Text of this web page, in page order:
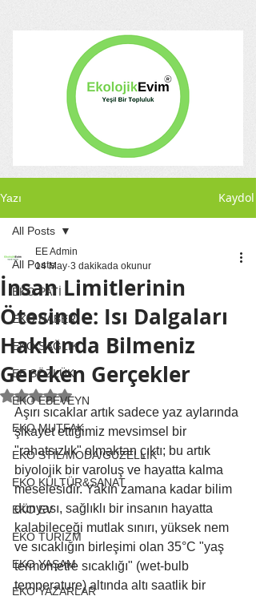
Yazı Kaydol
All Posts
EKO PATİ
EKO HABER
EKO SAĞLIK
EE SÖZLÜK
EKO EBEVEYN
EKO MUTFAK
EKO STİL/MODA/GÜZELLİK
EKO KÜLTÜR&SANAT
EKO EV
EKO TURİZM
EKO YAŞAM
EKO YAZARLAR
All Posts
İnsan Limitlerinin
Ötesinde: Isı Dalgaları
Hakkında Bilmeniz
Gereken Gerçekler
EE Admin
14 May 3 dakikada okunur
5 üzerinden NaN yıldız
Aşırı sıcaklar artık sadece yaz aylarında
şikayet ettiğimiz mevsimsel bir
"rahatsızlık" olmaktan çıktı; bu artık
biyolojik bir varoluş ve hayatta kalma
meselesidir. Yakın zamana kadar bilim
dünyası, sağlıklı bir insanın hayatta
kalabileceği mutlak sınırı, yüksek nem
ve sıcaklığın birleşimi olan 35°C "yaş
termometre sıcaklığı" (wet-bulb
temperature) altında altı saatlik bir